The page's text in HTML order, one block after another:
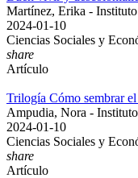
Martínez, Erika -
2024-01-10
Ciencias Sociales y
share
Artículo
Trilogía Cómo sembrar
Ampudia, Nora -
2024-01-10
Ciencias Sociales y
share
Artículo